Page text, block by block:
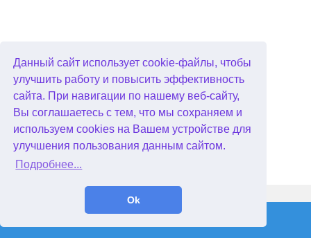
Данный сайт использует cookie-файлы, чтобы
улучшить работу и повысить эффективность
сайта. При навигации по нашему веб-сайту,
Вы соглашаетесь с тем, что мы сохраняем и
используем cookies на Вашем устройстве для
улучшения пользования данным сайтом.
Подробнее...
Ok
WellGames.com